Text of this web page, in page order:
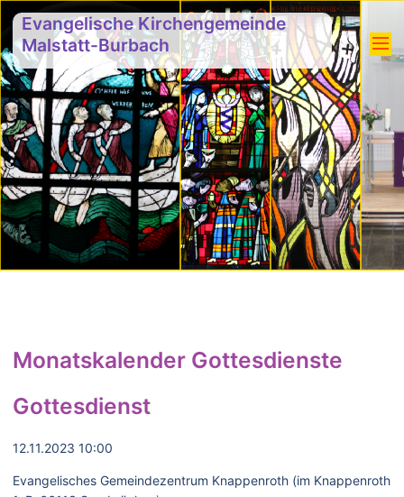
Evangelische Kirchengemeinde
Malstatt-Burbach
Monatskalender Gottesdienste
Gottesdienst
12.11.2023 10:00
Evangelisches Gemeindezentrum Knappenroth (im Knappenroth